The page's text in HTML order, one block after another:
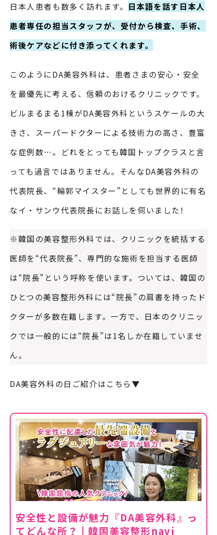
日本人患者も数多く訪れます。 日本語を話す日本人
患者専任の担当スタッフが、受付から検査、手術、
術後ケアなどに付き添ってくれます。
このようにDA美容外科は、患者さまの安心・安全
を最優先に考える、信頼のおけるクリニックです。
ビルまるまる1棟がDA美容外科というスケールの大
きさ、スーパードクターによる技術力の高さ、豊富
な症例数…。どれをとっても韓国トップクラスと言
っても過言ではありません。そんなDA美容外科の
代表院長、“輪郭マイスター”としても世界的に有名
なイ・サンウ代表院長にお話しを伺いました!
※韓国の美容整形外科では、クリニックを統括する
医師を“代表院長”、専門的な施術を担当する医師
は“院長”という呼称を使います。ついては、韓国の
ひとつの美容整形外科には“院長”の肩書を持ったド
クターが多数在籍します。一方で、日本のクリニッ
クでは一般的には“院長”は1名しか在籍していませ
ん。
DA美容外科の日ご紹介はこちら▼
安全性と設備が魅力『DA美容外科』っ
てどんな所？ | 韓国美容整形navi